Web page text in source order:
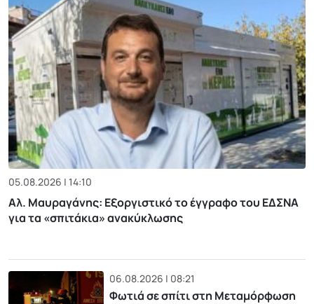
05.08.2026 | 14:10
Αλ. Μαυραγάνης: Εξοργιστικό το έγγραφο του ΕΔΣΝΑ
για τα «σπιτάκια» ανακύκλωσης
06.08.2026 | 08:21
Φωτιά σε σπίτι στη Μεταμόρφωση